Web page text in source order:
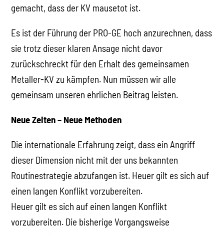
gemacht, dass der KV mausetot ist.
Es ist der Führung der PRO-GE hoch anzurechnen, dass
sie trotz dieser klaren Ansage nicht davor
zurückschreckt für den Erhalt des gemeinsamen
Metaller-KV zu kämpfen. Nun müssen wir alle
gemeinsam unseren ehrlichen Beitrag leisten.
Neue Zeiten – Neue Methoden
Die internationale Erfahrung zeigt, dass ein Angriff
dieser Dimension nicht mit der uns bekannten
Routinestrategie abzufangen ist. Heuer gilt es sich auf
einen langen Konflikt vorzubereiten.
Heuer gilt es sich auf einen langen Konflikt
vorzubereiten. Die bisherige Vorgangsweise